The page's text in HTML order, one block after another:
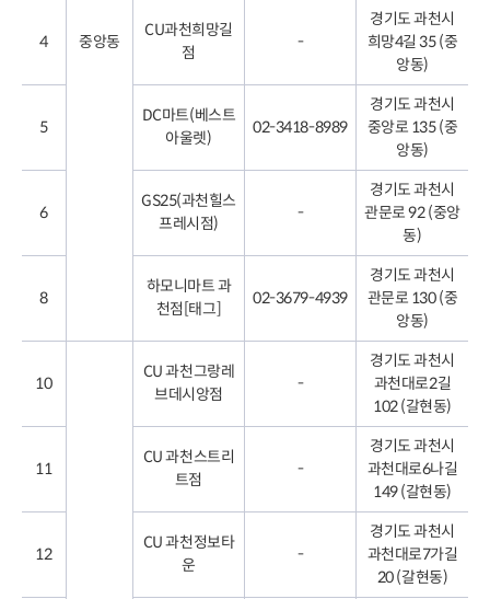
중앙동
4
CU과천희망길
점
-
경기도 과천시
희망4길 35 (중
앙동)
5
DC마트(베스트
아울렛)
02-3418-8989
경기도 과천시
중앙로 135 (중
앙동)
6
GS25(과천힐스
프레시점)
-
경기도 과천시
관문로 92 (중앙
동)
8
하모니마트 과
천점[태그]
02-3679-4939
경기도 과천시
관문로 130 (중
앙동)
10
CU 과천그랑레
브데시앙점
-
경기도 과천시
과천대로2길
102 (갈현동)
11
CU 과천스트리
트점
-
경기도 과천시
과천대로6나길
149 (갈현동)
12
CU 과천정보타
운
-
경기도 과천시
과천대로7가길
20 (갈현동)